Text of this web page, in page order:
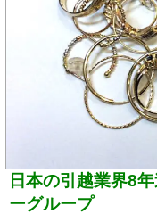
日本の引越業界8
ーグループ